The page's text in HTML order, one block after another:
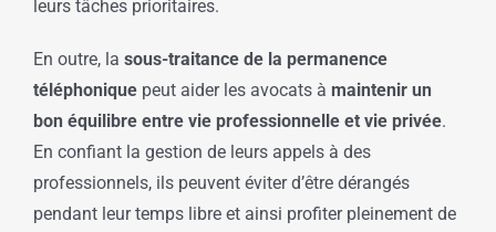
leurs tâches prioritaires.
En outre, la sous-traitance de la permanence
téléphoniquepeut aider les avocats à maintenir un
bon équilibre entre vie professionnelle et vie privée.
En confiant la gestion de leurs appels à des
professionnels, ils peuvent éviter d’être dérangés
pendant leur temps libre et ainsi profiter pleinement de